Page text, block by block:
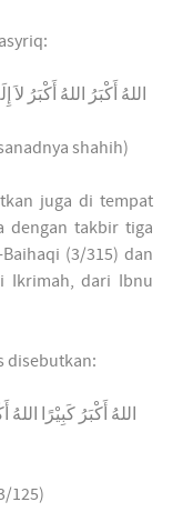
اللهُ أَكْبَرُ اللهُ أَكْبَرُ لاَ
shahih)
juga di tempat
dengan takbir tiga
(3/315) dan
Ikrimah, dari Ibnu
disebutkan:
اللهُ أَكْبَرُ كَبِيْرًا
125)